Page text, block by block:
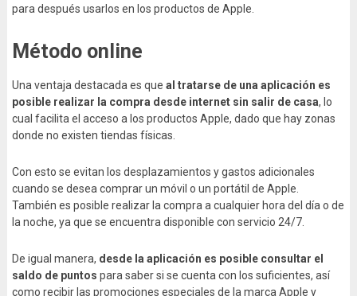
para después usarlos en los productos de Apple.
Método online
Una ventaja destacada es que al tratarse de una aplicación es
posible realizar la compra desde internet sin salir de casa, lo
cual facilita el acceso a los productos Apple, dado que hay zonas
donde no existen tiendas físicas.
Con esto se evitan los desplazamientos y gastos adicionales
cuando se desea comprar un móvil o un portátil de Apple.
También es posible realizar la compra a cualquier hora del día o de
la noche, ya que se encuentra disponible con servicio 24/7.
De igual manera, desde la aplicación es posible consultar el
saldo de puntos para saber si se cuenta con los suficientes, así
como recibir las promociones especiales de la marca Apple y